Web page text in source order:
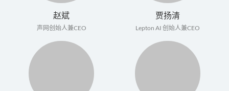
赵斌
声网创始人兼CEO
贾扬清
Lepton AI 创始人兼CEO